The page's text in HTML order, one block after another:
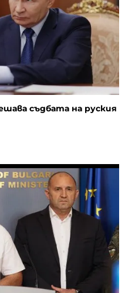
съдбата на руския